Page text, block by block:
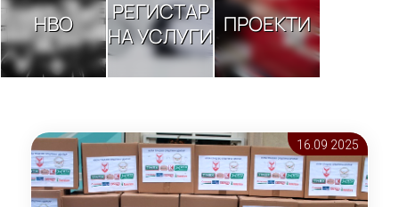
НВО
РЕГИСТАР
НА УСЛУГИ ПРОЕКТИ
16.09 2025